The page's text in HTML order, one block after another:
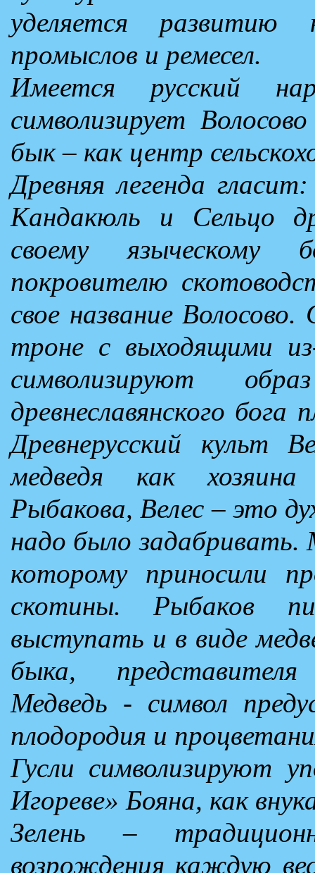
уделяется развитию
промыслов и ремесел.
Имеется русский
символизирует
бык – как центр
Древняя легенда
Кандакюль и Сельцо
своему языческому
покровителю
свое название
троне с выходящими
символизируют
древнеславянского бога
Древнерусский культ
медведя как
Рыбакова, Велес – это
надо было задабривать.
которому приносили
скотины. Рыбаков
выступать и в виде
быка,
Медведь - символ
плодородия и
Гусли символизируют
Игореве» Бояна, как
Зелень –
возрождения каждую